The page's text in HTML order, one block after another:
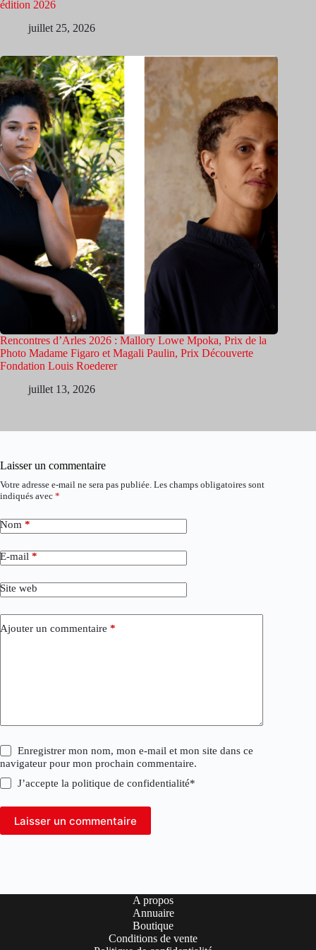
édition 2026
juillet 25, 2026
Rencontres d’Arles 2026 : Mallory Lowe Mpoka, Prix de la
Photo Madame Figaro et Magali Paulin, Prix Découverte
Fondation Louis Roederer
juillet 13, 2026
Laisser un commentaire
Votre adresse e-mail ne sera pas publiée. Les champs obligatoires sont
indiqués avec *
Nom *
E-mail *
Site web
Ajouter un commentaire *
Enregistrer mon nom, mon e-mail et mon site dans ce
navigateur pour mon prochain commentaire.
J’accepte lapolitique de confidentialité*
Laisser un commentaire
A propos
Annuaire
Boutique
Conditions de vente